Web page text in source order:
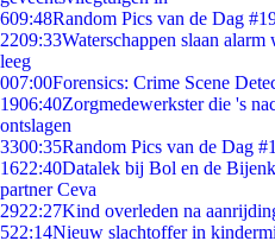
609:48Random Pics van de Dag
2209:33Waterschappen slaan alarm
leeg
007:00Forensics: Crime Scene
1906:40Zorgmedewerkster die 's
ontslagen
3300:35Random Pics van de Dag
1622:40Datalek bij Bol en de
partner Ceva
2922:27Kind overleden na
522:14Nieuw slachtoffer in